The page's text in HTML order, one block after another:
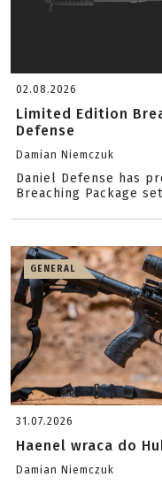
02.08.2026
Limited Edition
Defense
Damian Niemczuk
Daniel Defense has
Breaching Package
GENERAL
31.07.2026
Haenel wraca do
Damian Niemczuk